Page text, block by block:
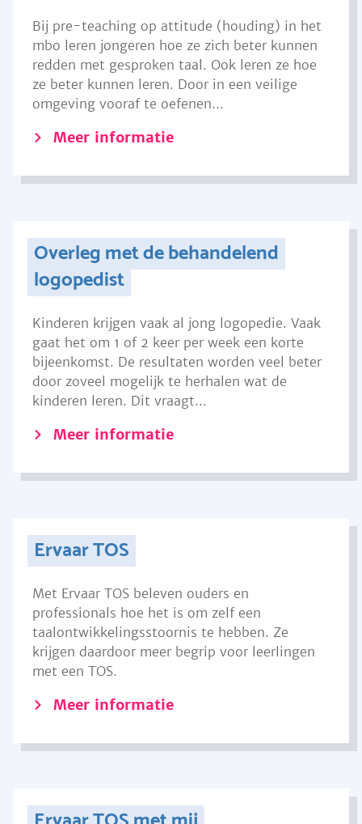
Bij pre-teaching op attitude (houding) in het
mbo leren jongeren hoe ze zich beter kunnen
redden met gesproken taal. Ook leren ze hoe
ze beter kunnen leren. Door in een veilige
omgeving vooraf te oefenen...
Meer informatie
Overleg met de behandelend
logopedist
Kinderen krijgen vaak al jong logopedie. Vaak
gaat het om 1 of 2 keer per week een korte
bijeenkomst. De resultaten worden veel beter
door zoveel mogelijk te herhalen wat de
kinderen leren. Dit vraagt...
Meer informatie
Ervaar TOS
Met Ervaar TOS beleven ouders en
professionals hoe het is om zelf een
taalontwikkelingsstoornis te hebben. Ze
krijgen daardoor meer begrip voor leerlingen
met een TOS.
Meer informatie